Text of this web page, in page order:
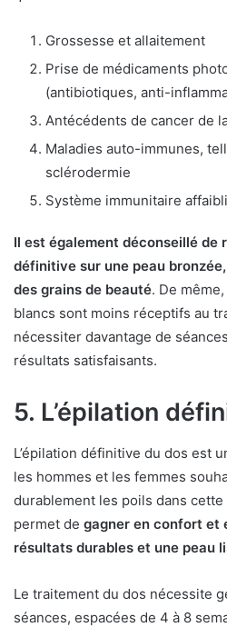
Grossesse et allaitement
Prise de médicaments
(antibiotiques, anti-
Antécédents de cancer de
Maladies auto-immunes,
sclérodermie
Système immunitaire affaibli
Il est également déconseillé de
définitive sur une peau
des grains de beauté. De
blancs sont moins réceptifs au
nécessiter davantage de
résultats satisfaisants.
5. L’épilation
L’épilation définitive du dos est
les hommes et les femmes
durablement les poils dans cette
permet de gagner en confort et
résultats durables et une peau
Le traitement du dos nécessite
séances, espacées de 4 à 8